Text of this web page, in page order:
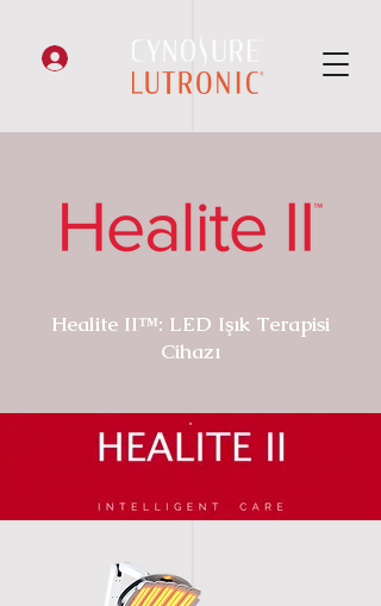
Healite II™: LED Işık Terapisi
Cihazı